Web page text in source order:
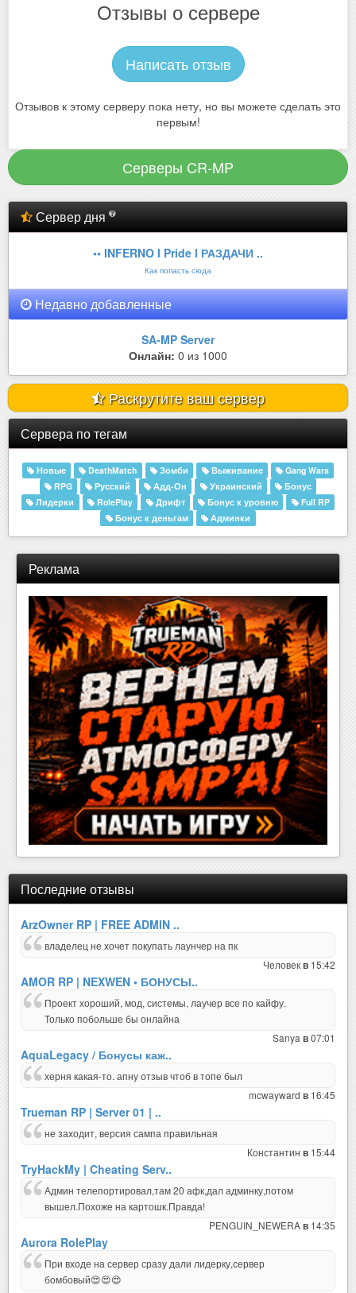
Отзывы о сервере
Написать отзыв
Отзывов к этому серверу пока нету, но вы можете сделать это
первым!
Серверы CR-MP
Сервер дня
•• INFERNO l Pride l РАЗДАЧИ ..
Как попасть сюда
Недавно добавленные
SA-MP Server
Онлайн: 0 из 1000
Раскрутите ваш сервер
Сервера по тегам
Новые DeathMatch Зомби Выживание
Gang Wars
RPG
Русский Адд-Он Украинский
Бонус
Лидерки
RolePlay Дрифт Бонус к уровню
Full RP
Бонус к деньгам
Админки
Реклама
Последние отзывы
ArzOwner RP | FREE ADMIN ..
владелец не хочет покупать лаунчер на пк
Человекв 15:42
AMOR RP | NEXWEN • БОНУСЫ..
Проект хороший, мод, системы, лаучер все по кайфу.
Только побольше бы онлайна
Sanya в07:01
AquaLegacy / Бонусы каж..
херня какая-то. апну отзыв чтоб в топе был
mcwayward в 16:45
Trueman RP | Server 01 | ..
не заходит, версия сампа правильная
Константин в 15:44
TryHackMy | Cheating Serv..
Админ телепортировал,там 20 афк,дал админку,потом
вышел.Похоже на картошк.Правда!
PENGUIN_NEWERAв 14:35
Aurora RolePlay
При входе на сервер сразу дали лидерку,сервер
бомбовый😍😍😍